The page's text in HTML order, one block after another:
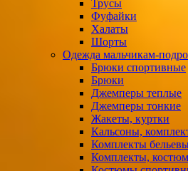
Трусы
Фуфайки
Халаты
Шорты
Одежда мальчикам-
Брюки спортивные
Брюки
Джемперы теплые
Джемперы тонкие
Жакеты, куртки
Кальсоны,
Комплекты
Комплекты,